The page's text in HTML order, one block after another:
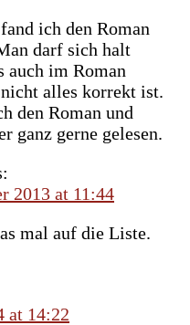
ich den Roman
darf sich halt
auch im Roman
alles korrekt ist.
den Roman und
ganz gerne gelesen.
2013 at 11:44
mal auf die Liste.
at 14:22